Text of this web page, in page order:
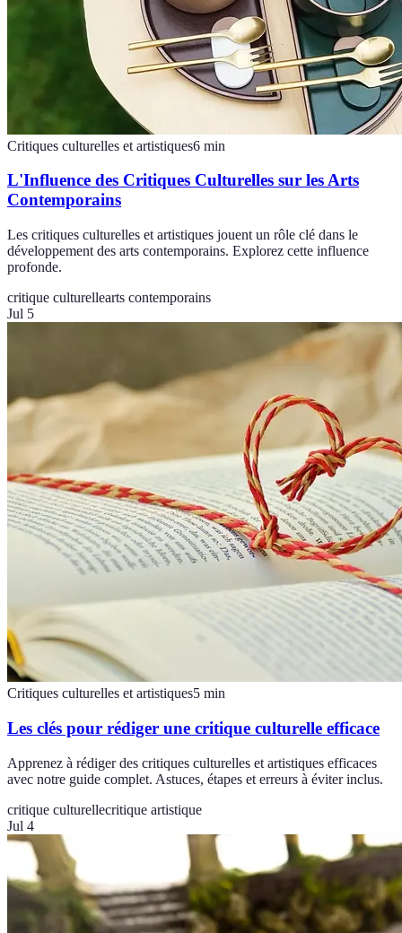
Critiques culturelles et artistiques6 min
L'Influence des Critiques Culturelles sur les Arts
Contemporains
Les critiques culturelles et artistiques jouent un rôle clé dans le
développement des arts contemporains. Explorez cette influence
profonde.
critique culturellearts contemporains
Jul 5
Critiques culturelles et artistiques5 min
Les clés pour rédiger une critique culturelle efficace
Apprenez à rédiger des critiques culturelles et artistiques efficaces
avec notre guide complet. Astuces, étapes et erreurs à éviter inclus.
critique culturellecritique artistique
Jul 4